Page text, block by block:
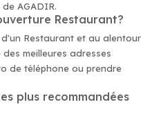
AGADIR.
Restaurant?
Restaurant et au alentour
meilleures adresses
de téléphone ou prendre
plus recommandées